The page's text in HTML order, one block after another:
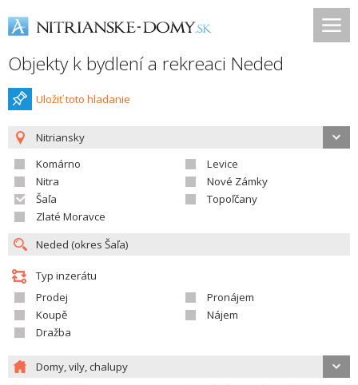
Objekty k bydlení a rekreaci Neded
Uložiť toto hladanie
Nitriansky
Komárno
Levice
Nitra
Nové Zámky
Šaľa
Topoľčany
Zlaté Moravce
Typ inzerátu
Prodej
Pronájem
Koupě
Nájem
Dražba
Domy, vily, chalupy